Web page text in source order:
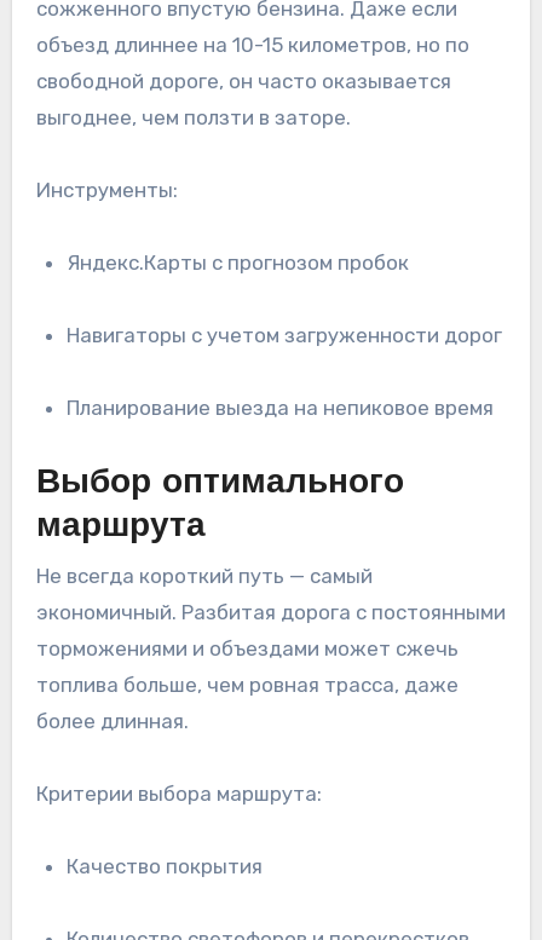
сожженного впустую бензина. Даже если
объезд длиннее на 10-15 километров, но по
свободной дороге, он часто оказывается
выгоднее, чем ползти в заторе.
Инструменты:
Яндекс.Карты с прогнозом пробок
Навигаторы с учетом загруженности дорог
Планирование выезда на непиковое время
Выбор оптимального
маршрута
Не всегда короткий путь — самый
экономичный. Разбитая дорога с постоянными
торможениями и объездами может сжечь
топлива больше, чем ровная трасса, даже
более длинная.
Критерии выбора маршрута:
Качество покрытия